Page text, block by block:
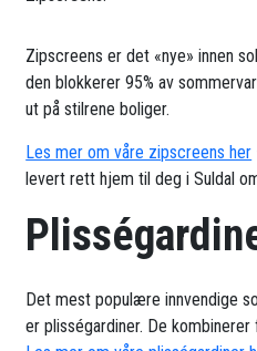
Zipscreens er det «nye» innen
den blokkerer 95% av
ut på stilrene boliger.
Les mer om våre zipscreens her
levert rett hjem til deg i Suldal
Det mest populære innvendige
er plisségardiner. De